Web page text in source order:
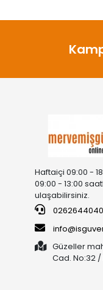
Haftaiçi 09:00 -
09:00 - 13:00
ulaşabilirsiniz.
Güzeller
Cad. No:32